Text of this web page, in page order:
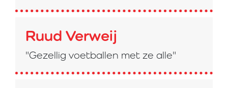
Ruud Verweij
"Gezellig voetballen met ze alle"